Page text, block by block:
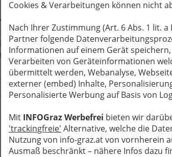
Cookies & Verarbeitungen können nicht
Nach Ihrer Zustimmung (Art. 6 Abs. 1 lit.
Partner folgende
Informationen auf einem Gerät
Verarbeiten von Geräteinformationen
übermittelt werden, Webanalyse,
externer (embed) Inhalte,
Personalisierte Werbung auf Basis von
Mit INFOGraz Werbefrei bieten wir
'trackingfreie' Alternative, welche die
Nutzung von info-graz.at von vornherein
Ausmaß beschränkt – nähere Infos dazu
Mails zu bewahren
Formular. Ihre Nachricht wird
Zu den 3 goldenen Kugeln Riesstraße
Meine Nachricht